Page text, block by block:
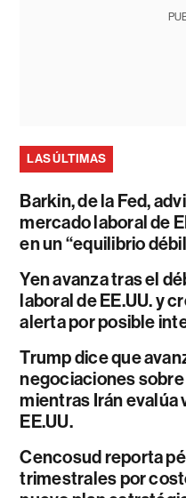
LAS ÚLTIMAS
Barkin, de la Fed,
mercado laboral de
en un “equilibrio
Yen avanza tras el
laboral de EE.UU. y
alerta por posible
Trump dice que
negociaciones
mientras Irán evalúa
EE.UU.
Cencosud reporta
trimestrales por